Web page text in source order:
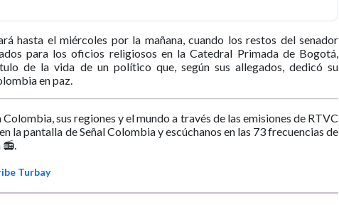
hasta el miércoles por la mañana, cuando los restos del senador
para los oficios religiosos en la Catedral Primada de Bogotá,
de la vida de un político que, según sus allegados, dedicó su
en paz.
sus regiones y el mundo a través de las emisiones de RTVC
la pantalla de Señal Colombia y escúchanos en las 73 frecuencias de
📻.
Turbay